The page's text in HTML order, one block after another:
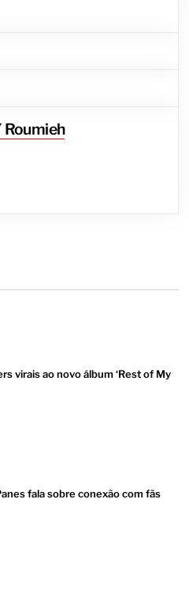
Roumieh
virais ao novo álbum ‘Rest of My
fala sobre conexão com fãs